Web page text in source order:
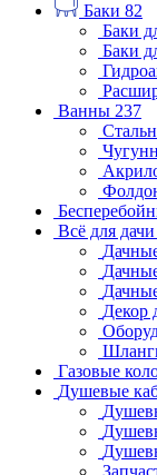
Баки 82
Баки
Баки
Ванны 237
Всё для дачи
Декор
Газовые
Душевые